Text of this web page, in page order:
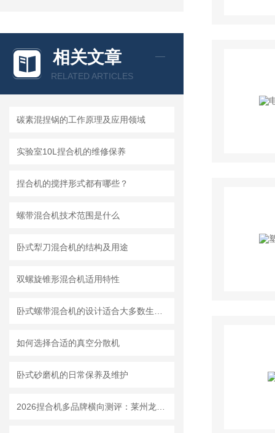
相关文章
RELATED ARTICLES
碳素混捏锅的工作原理及应用领域
实验室10L捏合机的维修保养
捏合机的搅拌形式都有哪些？
螺带混合机技术范围是什么
卧式犁刀混合机的结构及用途
双螺旋锥形混合机适用特性
如何选择合适的真空分散机
卧式砂磨机的日常保养及维护